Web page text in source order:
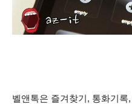
벨앤톡은 즐겨찾기, 통화기